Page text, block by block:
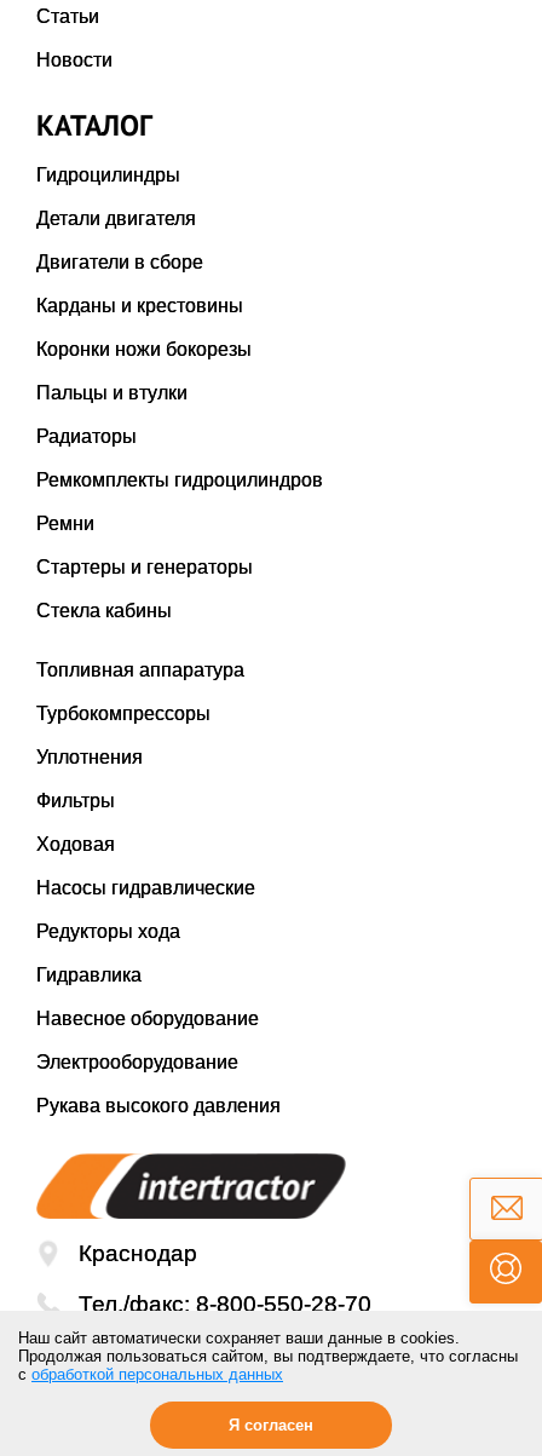
Статьи
Новости
КАТАЛОГ
Гидроцилиндры
Детали двигателя
Двигатели в сборе
Карданы и крестовины
Коронки ножи бокорезы
Пальцы и втулки
Радиаторы
Ремкомплекты гидроцилиндров
Ремни
Стартеры и генераторы
Стекла кабины
Топливная аппаратура
Турбокомпрессоры
Уплотнения
Фильтры
Ходовая
Насосы гидравлические
Редукторы хода
Гидравлика
Навесное оборудование
Электрооборудование
Рукава высокого давления
Краснодар
Тел./факс: 8-800-550-28-70
Email:mail@inter-tractor.ru
Наш сайт автоматически сохраняет ваши данные в cookies.
Продолжая пользоваться сайтом, вы подтверждаете, что согласны
с обработкой персональных данных
Я согласен